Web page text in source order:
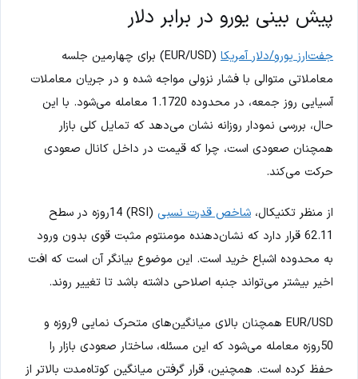
پیش بینی یورو در برابر دلار
جفت‌ارز یورو/دلار آمریکا
(EUR/USD) برای چهارمین جلسه
معاملاتی متوالی با فشار نزولی مواجه شده و در جریان معاملات
آسیایی روز جمعه، در محدوده 1.1720 معامله می‌شود. با این
حال، بررسی نمودار روزانه نشان می‌دهد که تمایل کلی بازار
همچنان صعودی است، چرا که قیمت در داخل کانال صعودی
حرکت می‌کند.
از منظر تکنیکال، شاخص قدرت نسبی
(RSI) 14روزه در سطح
62.11 قرار دارد که نشان‌دهنده مومنتوم مثبت قوی بدون ورود
به محدوده اشباع خرید است. این موضوع بیانگر آن است که افت
اخیر بیشتر می‌تواند جنبه اصلاحی داشته باشد تا تغییر روند.
EUR/USD همچنان بالای میانگین‌های متحرک نمایی 9روزه و
50روزه معامله می‌شود که این مسئله، ساختار صعودی بازار را
حفظ کرده است. همچنین، قرار گرفتن میانگین کوتاه‌مدت بالاتر از